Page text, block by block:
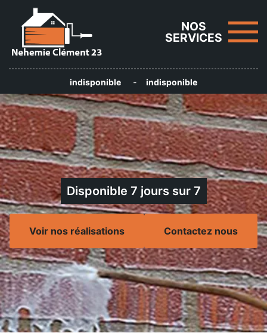
NOS
SERVICES
indisponible - indisponible
Disponible 7 jours sur 7
Voir nos réalisations Contactez nous